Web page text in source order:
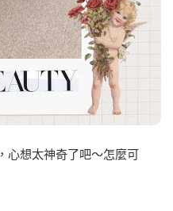
，心想太神奇了吧～怎麼可